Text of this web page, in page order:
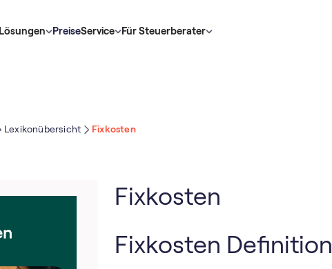
Lösungen PreiseService Für Steuerberater
Lexikonübersicht Fixkosten
Fixkosten
Fixkosten Definition